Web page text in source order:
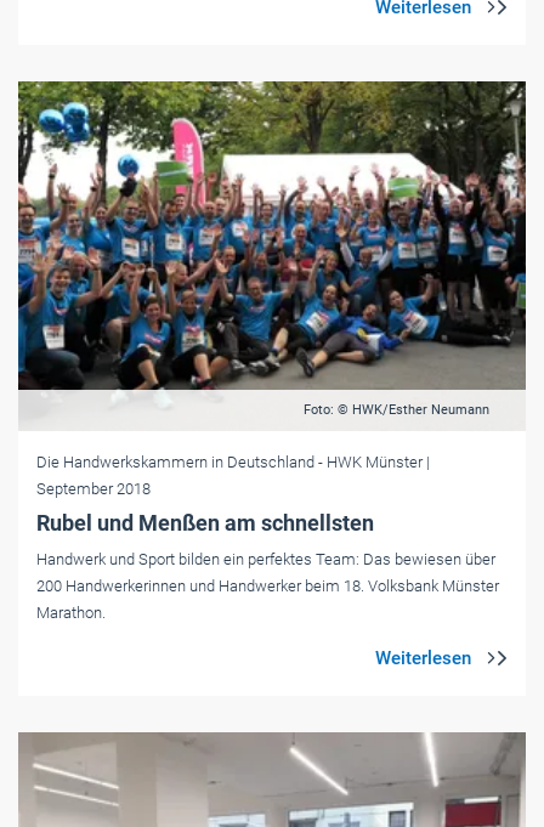
Foto: © HWK/Esther Neumann
Die Handwerkskammern in Deutschland - HWK Münster |
September 2018
Rubel und Menßen am schnellsten
Handwerk und Sport bilden ein perfektes Team: Das bewiesen über
200 Handwerkerinnen und Handwerker beim 18. Volksbank Münster
Marathon.